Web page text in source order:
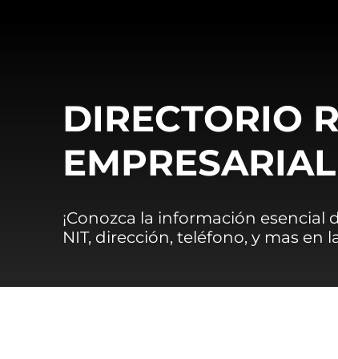
DIRECTORIO
EMPRESARIAL
¡Conozca la información
NIT, dirección, teléfono, y mas en